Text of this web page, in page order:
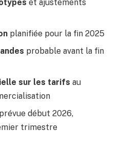
et ajustements
planifiée pour la fin 2025
probable avant la fin
sur les tarifs au
prévue début 2026,
trimestre